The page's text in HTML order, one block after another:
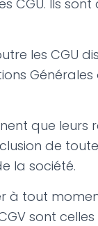
CGU. Ils
les CGU
Générales
que leurs
de
la société.
à tout
sont